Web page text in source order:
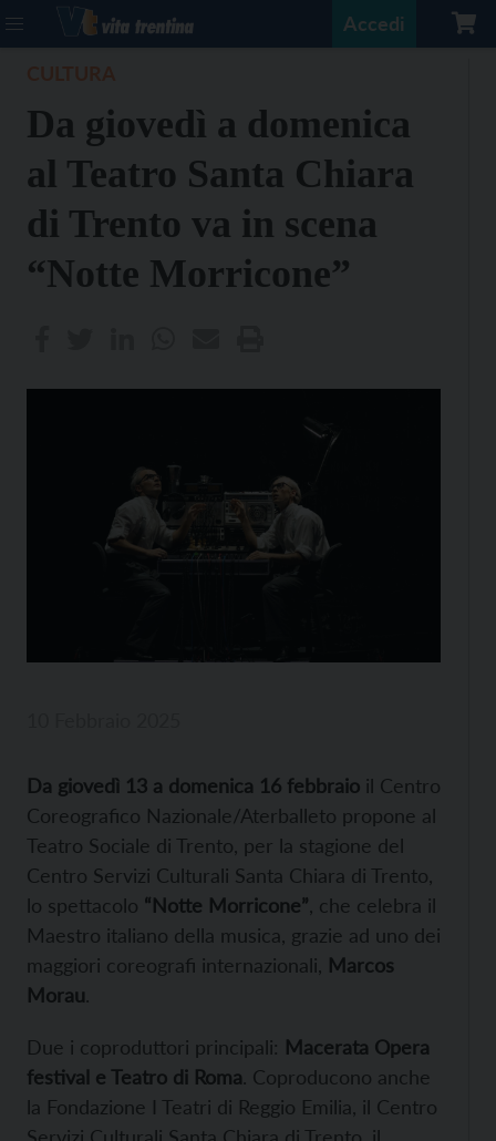
Accedi
Da giovedì a domenica
al Teatro Santa Chiara
di Trento va in scena
“Notte Morricone”
Da giovedì 13 a domenica 16 febbraio il Centro
Coreografico Nazionale/Aterballeto propone al
Teatro Sociale di Trento, per la stagione del
Centro Servizi Culturali Santa Chiara di Trento,
lo spettacolo “Notte Morricone” , che celebra il
Maestro italiano della musica, grazie ad uno dei
maggiori coreografi internazionali, Marcos
Morau.
Due i coproduttori principali: Macerata Opera
festival e Teatro di Roma. Coproducono anche
la Fondazione I Teatri di Reggio Emilia, il Centro